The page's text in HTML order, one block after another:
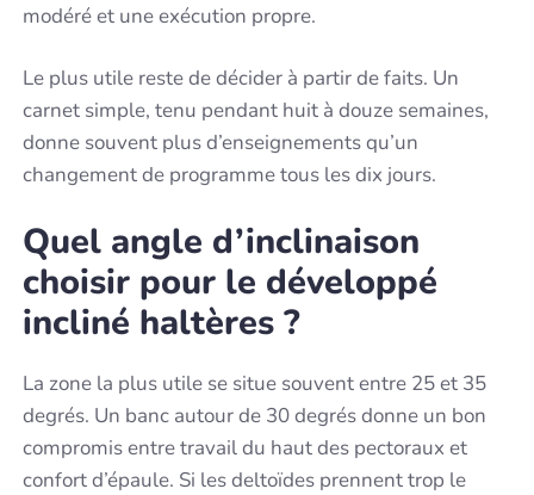
modéré et une exécution propre.
Le plus utile reste de décider à partir de faits. Un
carnet simple, tenu pendant huit à douze semaines,
donne souvent plus d’enseignements qu’un
changement de programme tous les dix jours.
Quel angle d’inclinaison
choisir pour le développé
incliné haltères ?
La zone la plus utile se situe souvent entre 25 et 35
degrés. Un banc autour de 30 degrés donne un bon
compromis entre travail du haut des pectoraux et
confort d’épaule. Si les deltoïdes prennent trop le